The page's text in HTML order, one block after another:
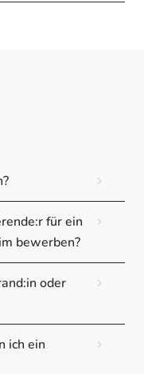
für ein
bewerben?
oder
ich ein